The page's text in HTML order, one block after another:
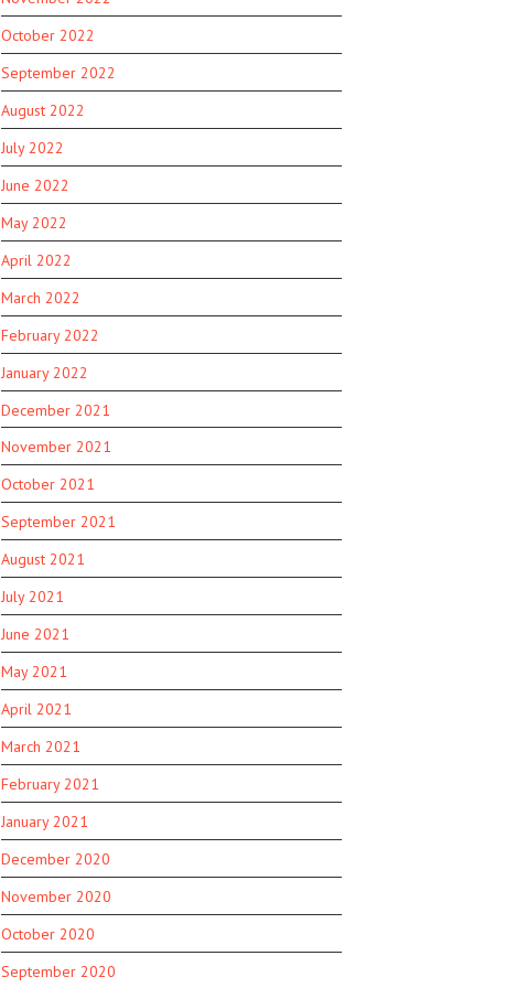
October 2022
September 2022
August 2022
July 2022
June 2022
May 2022
April 2022
March 2022
February 2022
January 2022
December 2021
November 2021
October 2021
September 2021
August 2021
July 2021
June 2021
May 2021
April 2021
March 2021
February 2021
January 2021
December 2020
November 2020
October 2020
September 2020